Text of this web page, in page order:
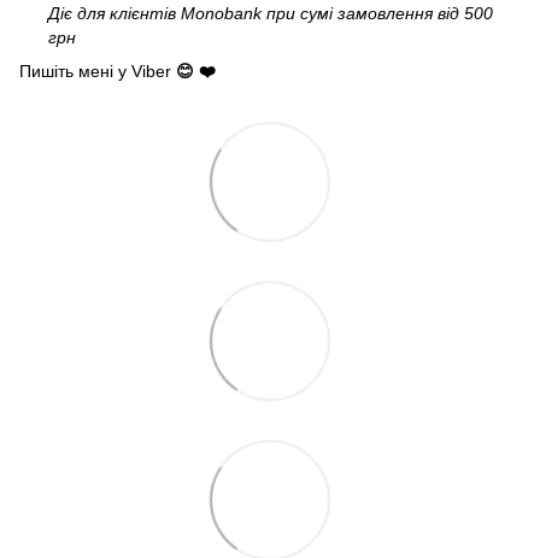
Діє для клієнтів Monobank при сумі замовлення від 500
грн
Пишіть мені у Viber 😊 ❤️